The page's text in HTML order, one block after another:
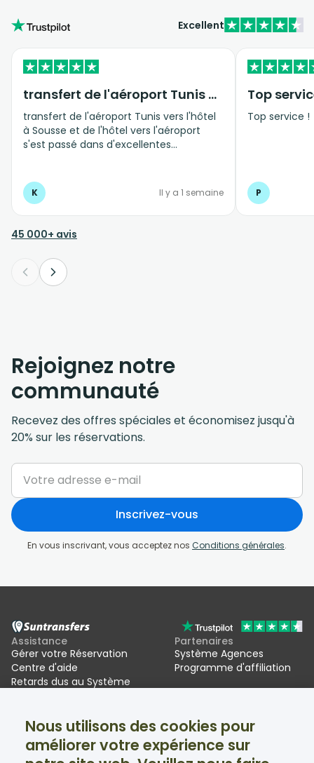
Excellent
transfert de l'aéroport Tunis vers…
transfert de l'aéroport Tunis vers l'hôtel
à Sousse et de l'hôtel vers l'aéroport
s'est passé dans d'excellentes
K Il y a 1 semaine
Top
Top service !
P
45 000+ avis
Rejoignez notre
communauté
Recevez des offres spéciales et économisez jusqu'à
20% sur les réservations.
Inscrivez-vous
En vous inscrivant, vous acceptez nos Conditions générales.
Assistance
Gérer votre Réservation
Centre d'aide
Retards dus au Système
Partenaires
Système Agences
Programme d'affiliation
Suntransfers
À propos
Réseaux sociaux
Facebook
Nous utilisons des cookies pour
améliorer votre expérience sur